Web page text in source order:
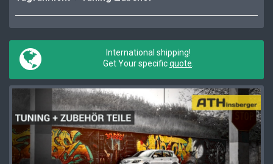
International shipping!
Get Your specificquote